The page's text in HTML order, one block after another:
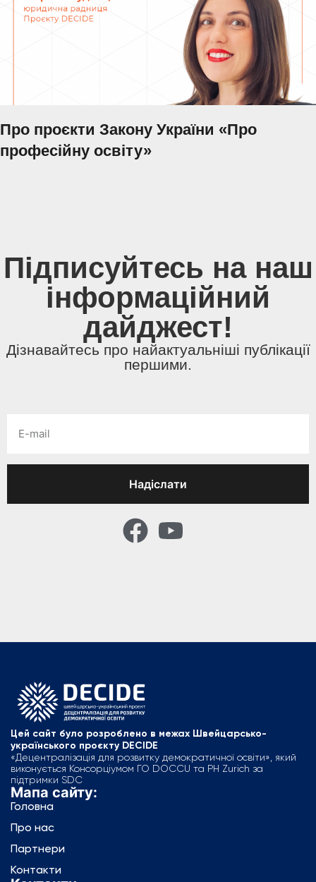
Про проєкти Закону України «Про
професійну освіту»
Підписуйтесь на наш
інформаційний
дайджест!
Дізнавайтесь про найактуальніші публікації
першими.
Надіслати
Цей сайт було розроблено в межах Швейцарсько-
українського проєкту DECIDE
«Децентралізація для розвитку демократичної освіти», який
виконується Консорціумом ГО DOCCU та PH Zurich за
підтримки SDC
Мапа сайту:
Головна
Про нас
Партнери
Контакти